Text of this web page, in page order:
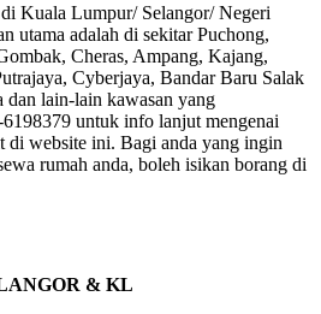
Kuala Lumpur/ Selangor/ Negeri
utama adalah di sekitar Puchong,
Cheras, Ampang, Kajang,
Cyberjaya, Bandar Baru Salak
dan lain-lain kawasan yang
untuk info lanjut mengenai
di website ini. Bagi anda yang ingin
rumah anda, boleh isikan borang di
& KL